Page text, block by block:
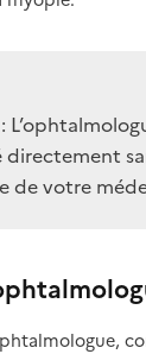
directement
de votre